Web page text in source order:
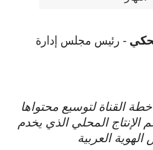
- رئيس مجلس إدارة
القناة لتوسيع محتواها
الإنتاج المحلي الذي يخدم
العربية